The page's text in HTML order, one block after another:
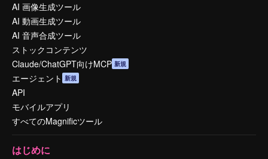
AI 画像生成ツール
AI 動画生成ツール
AI 音声合成ツール
ストックコンテンツ
Claude/ChatGPT向けMCP 新規
エージェント 新規
API
モバイルアプリ
すべてのMagnificツール
はじめに